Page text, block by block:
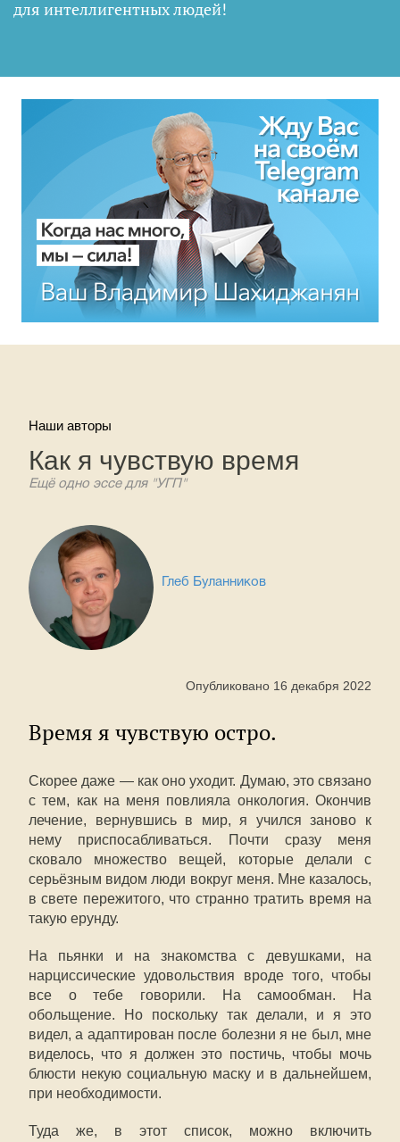
для интеллигентных людей!
Наши авторы
Как я чувствую время
Ещё одно эссе для "УГП"
Глеб Буланников
Опубликовано 16 декабря 2022
Время я чувствую остро.
Скорее даже — как оно уходит. Думаю, это связано
с тем, как на меня повлияла онкология. Окончив
лечение, вернувшись в мир, я учился заново к
нему приспосабливаться. Почти сразу меня
сковало множество вещей, которые делали с
серьёзным видом люди вокруг меня. Мне казалось,
в свете пережитого, что странно тратить время на
такую ерунду.
На пьянки и на знакомства с девушками, на
нарциссические удовольствия вроде того, чтобы
все о тебе говорили. На самообман. На
обольщение. Но поскольку так делали, и я это
видел, а адаптирован после болезни я не был, мне
виделось, что я должен это постичь, чтобы мочь
блюсти некую социальную маску и в дальнейшем,
при необходимости.
Туда же, в этот список, можно включить